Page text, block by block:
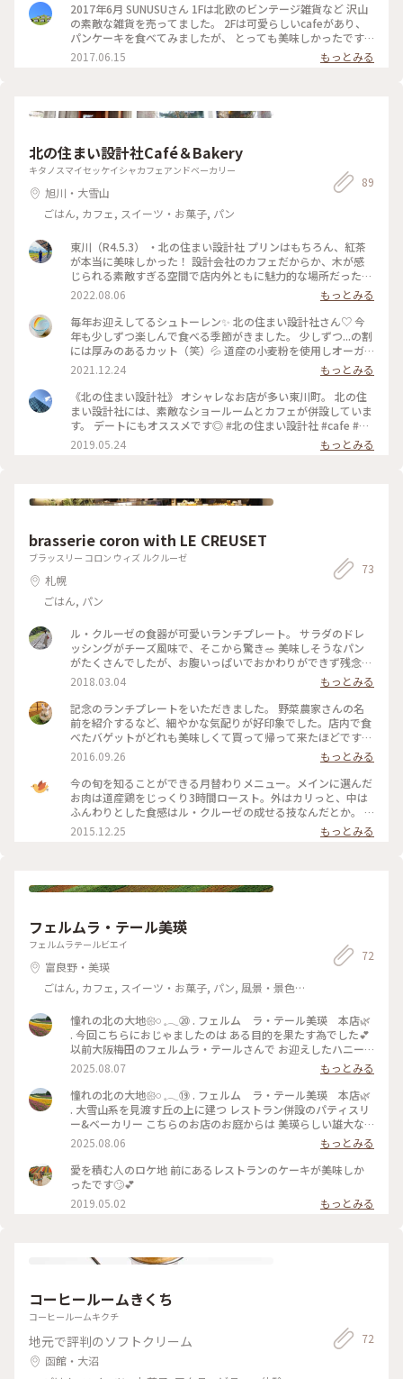
#朝食バイキング
2017年6月 SUNUSUさん 1Fは北欧のビンテージ雑貨など 沢山
の素敵な雑貨を売ってました。 2Fは可愛らしいcafeがあり、
パンケーキを食べてみましたが、 とっても美味しかったです
☆ また行きたいです！ #北海道 #パンケーキ #旭川 #北欧雑貨
#SUNUSU
2017.06.15 もっとみる
北の住まい設計社Café＆Bakery
キタノスマイセッケイシャカフェアンドベーカリー
旭川・大雪山
ごはん, カフェ, スイーツ・お菓子, パン
89
東川（R4.5.3） ・北の住まい設計社 プリンはもちろん、紅茶
が本当に美味しかった！ 設計会社のカフェだからか、木が感
じられる素敵すぎる空間で店内外ともに魅力的な場所だった。
・ジャム&カフェ tamjam ちょうど店を閉じてる日だったけ
ど、道の駅でジャム買えたー！ 東川はまちづくりに力を入れて
いることが伝わるすごく素敵な場所だった！ #東川
2022.08.06
もっとみる
毎年お迎えしてるシュトーレン✨ 北の住まい設計社さん♡ 今
年も少しずつ楽しんで食べる季節がきました。 少しずつ...の割
には厚みのあるカット（笑）💦 道産の小麦粉を使用しオーガ
ニック材料も吟味していて、 心のこもった優しい味わいのシュ
トーレンです。 ナッツやオレンジピール、シナモン。 大好き
がいっぱい詰まっています。 美味しいほっこり時間✩︎⡱ #北の
住まい設計社 #シュトーレン #アイレアメノ #あったか時間 #
おうち時間
2021.12.24
もっとみる
《北の住まい設計社》 オシャレなお店が多い東川町。 北の住
まい設計社には、素敵なショールームとカフェが併設していま
す。 デートにもオススメです◎ #北の住まい設計社 #cafe #北
海道 #東川 #sakoカフェ #過去pic
2019.05.24 もっとみる
brasserie coron with LE CREUSET
ブラッスリー コロン ウィズ ルクルーゼ
札幌
ごはん, パン
73
ル・クルーゼの食器が可愛いランチプレート。 サラダのドレ
ッシングがチーズ風味で、そこから驚き🥗 美味しそうなパン
がたくさんでしたが、お腹いっぱいでおかわりができず残念。
・ #ことりっぷ北海道 #札幌 #ランチ
2018.03.04
もっとみる
記念のランチプレートをいただきました。 野菜農家さんの名
前を紹介するなど、細やかな気配りが好印象でした。店内で食
べたバゲットがどれも美味しくて買って帰って来たほどです。
コーンが入っているものが1番のお気に入り。保温性に優れた
食器は温かみがありいいですね。デザートの手づくりプリン
は、カラメルソースにエスプレッソを使っているとのことでし
た。甘さとほろ苦さのバランスが良く、美味しかったです。#
カフェ#パン
2016.09.26
もっとみる
今の旬を知ることができる月替わりメニュー。メインに選んだ
お肉は道産鶏をじっくり3時間ロースト。外はカリっと、中は
ふんわりとした食感はル・クルーゼの成せる技なんだとか。 #
チキン #旬
2015.12.25 もっとみる
フェルムラ・テール美瑛
フェルムラテールビエイ
富良野・美瑛
ごはん, カフェ, スイーツ・お菓子, パン, 風景・景色,
72
憧れの北の大地𑁍𓏸 𓈒𓂃⑳ . フェルム ラ・テール美瑛 本店🌿
. 今回こちらにおじゃましたのは ある目的を果たす為でした💕
以前大阪梅田のフェルムラ・テールさんで お迎えしたハニー
ベア缶🐻 一人っきりじゃ寂しそうなので お友達をお迎えする
為でした. . 店内に入ると奥の売り場に居ました😄 美瑛本店限
定の白いハニーベア缶です🤍 これでひとりぼっちじやなくな
って 我が家に二人仲良く並んで居ています💕 . もちろん、こち
らのバターサンドも購入して 帰りました. とうきび味のバター
サンドが めちゃくちゃ美味しかったです. 冷凍のバターサンド
とあんバターサンドは ゆっくりと味わおうと思ってます. . 帰
りに千歳空港に寄ったら 7月20日から出店が決まったとポスタ
ーが 貼ってありました. 📷2025.7.14 #ゆるり夏時間 #アートな
景色 #北海道 #大好きな場所 #憧れの北の大地 #夏旅 #美瑛 #ハ
ニーベア缶 #フェルムラ・テール美瑛 #白いハニーベア缶
2025.08.07
もっとみる
憧れの北の大地𑁍𓏸 𓈒𓂃⑲ . フェルム ラ・テール美瑛 本店🌿
. 大雪山系を見渡す丘の上に建つ レストラン併設のパティスリ
ー&ベーカリー こちらのお店のお庭からは 美瑛らしい雄大な
風景が広がっています. またこちらの風景が見れて幸せでした
💕 . 📷2025.7.14 #ゆるり夏時間 #アートな景色 #北海道 #大好
きな場所 #美瑛 #憧れの北の大地 #夏旅 #雄大な景色 #大雪山系
#フェルムラ・テール美瑛 #フェルムラ・テール美瑛本店 #麦
2025.08.06
もっとみる
愛を積む人のロケ地 前にあるレストランのケーキが美味しか
ったです🙄💕
2019.05.02
もっとみる
コーヒールームきくち
コーヒールームキクチ
地元で評判のソフトクリーム
函館・大沼
72